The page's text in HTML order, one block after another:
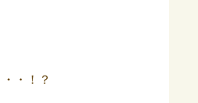
・！？